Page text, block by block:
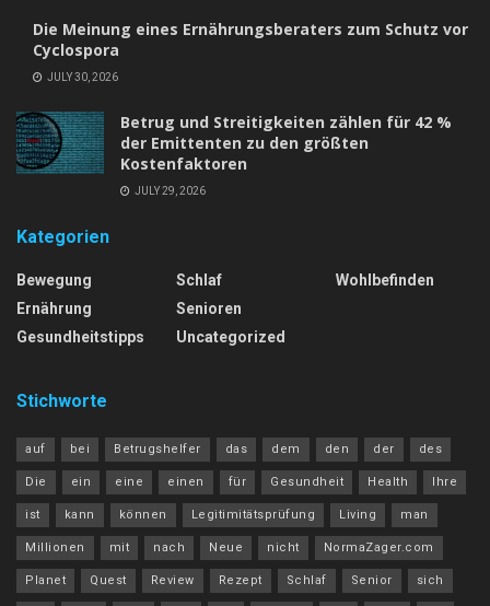
Die Meinung eines Ernährungsberaters zum Schutz vor
Cyclospora
JULY 30, 2026
Betrug und Streitigkeiten zählen für 42 %
der Emittenten zu den größten
Kostenfaktoren
JULY 29, 2026
Kategorien
Bewegung
Ernährung
Gesundheitstipps
Schlaf
Senioren
Uncategorized
Wohlbefinden
Stichworte
auf bei Betrugshelfer das dem den der des
Die ein eine einen für Gesundheit Health Ihre
ist kann können Legitimitätsprüfung Living man
Millionen mit nach Neue nicht NormaZager.com
Planet Quest Review Rezept Schlaf Senior sich